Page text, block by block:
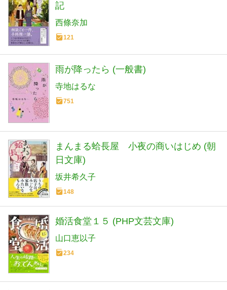
記
西條奈加
121
雨が降ったら (一般書)
寺地はるな
751
まんまる蛤長屋 小夜の商いはじめ (朝
日文庫)
坂井希久子
148
婚活食堂１５ (PHP文芸文庫)
山口恵以子
234